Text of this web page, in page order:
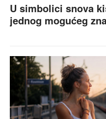
U simbolici snova
jednog mogućeg